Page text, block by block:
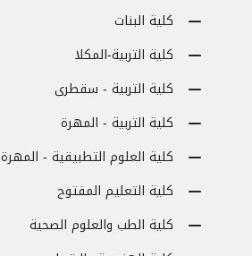
كلية البنات
كلية التربية-المكلا
كلية التربية - سقطرى
كلية التربية - المهرة
كلية العلوم التطبيقية - المهرة
كلية التعليم المفتوح
كلية الطب والعلوم الصحية